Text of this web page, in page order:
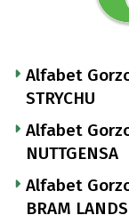
Alfabet
STRYCHU
Alfabet
NUTTGENSA
Alfabet
BRAM